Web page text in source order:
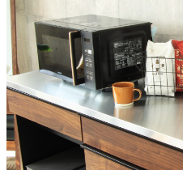
MDF、強化紙
天板仕様
ステンレス
下台仕様（60cmオープンダス
ゴミ箱スペース、可動棚1枚、
ール